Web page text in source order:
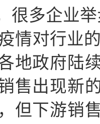
很多企业
情对行业
地政府陆
售出现新
但下游销